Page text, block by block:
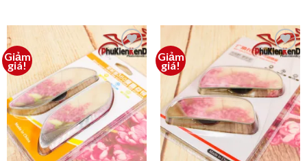
Giảm
giá!
Thêm
vào
yêu
thích
Giảm
giá!
Thêm
vào
yêu
thích